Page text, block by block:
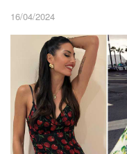
16/04/2024